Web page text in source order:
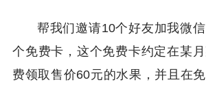
帮我们邀请10个好友加我微
个免费卡，这个免费卡约定在某
费领取售价60元的水果，并且在